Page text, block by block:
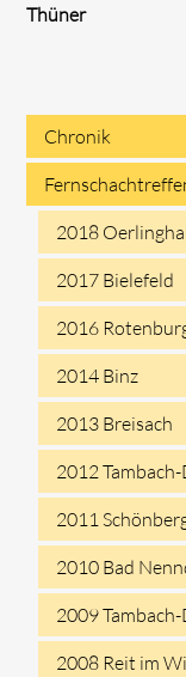
Thüner
Navigation
überspringen
Chronik
2018
2017 Bielefeld
2016
2014 Binz
2013 Breisach
2012
2011
2010 Bad
2009
2008 Reit im